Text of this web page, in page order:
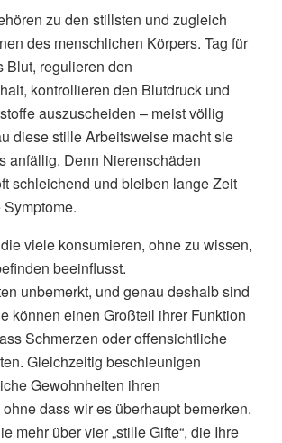
zu den stillsten und zugleich
des menschlichen Körpers. Tag für
Blut, regulieren den
kontrollieren den Blutdruck und
auszuscheiden – meist völlig
diese stille Arbeitsweise macht sie
anfällig. Denn Nierenschäden
schleichend und bleiben lange Zeit
viele konsumieren, ohne zu wissen,
beeinflusst.
unbemerkt, und genau deshalb sind
können einen Großteil ihrer Funktion
Schmerzen oder offensichtliche
Gleichzeitig beschleunigen
Gewohnheiten ihren
dass wir es überhaupt bemerken.
mehr über vier „stille Gifte“, die Ihre